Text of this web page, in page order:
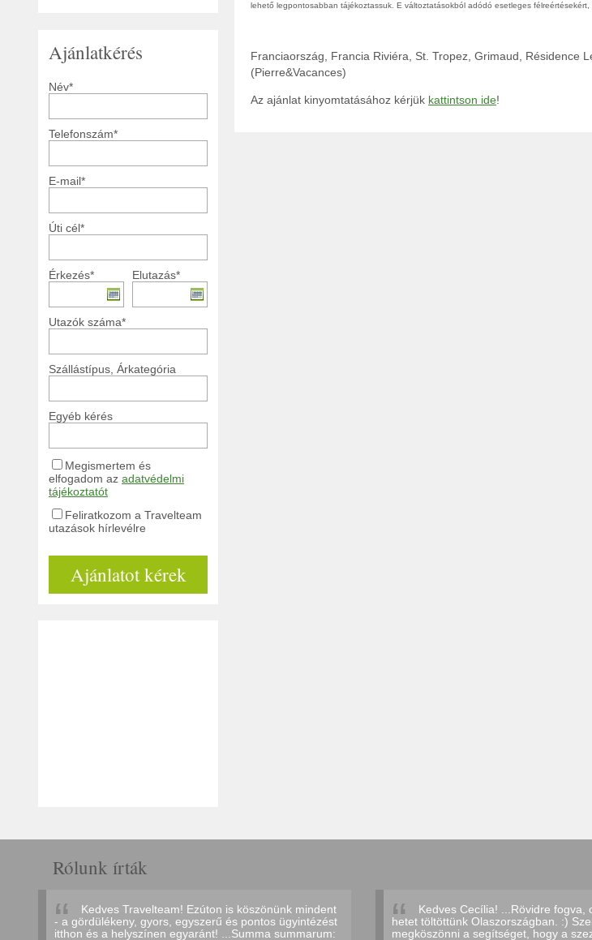
Ajánlatkérés
Név*
Telefonszám*
E-mail*
Úti cél*
Érkezés* Elutazás*
Utazók száma*
Szállástípus, Árkategória
Egyéb kérés
Megismertem és
elfogadom az adatvédelmi
tájékoztatót
Feliratkozom a Travelteam
utazások hírlevélre
Ajánlatot kérek
lehető legpontosabban tájékoztassuk. E változtatásokból adódó esetleges
Franciaország, Francia Riviéra, St. Tropez, Grimaud, Résidence
(Pierre&Vacances)
Az ajánlat kinyomtatásához kérjük kattintson ide!
Rólunk írták
Kedves Travelteam! Ezúton is köszönünk mindent
- a gördülékeny, gyors, egyszerű és pontos ügyintézést
itthon és a helyszínen egyaránt! ...Summa summarum:
Kedves Cecília! ...Rövidre fogva,
hetet töltöttünk Olaszországban. :)
megköszönni a segítséget, hogy a